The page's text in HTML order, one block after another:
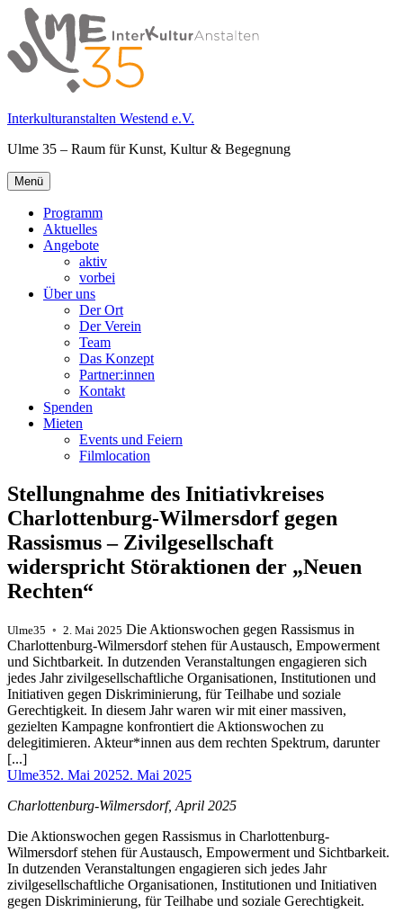
Springe
zum
Inhalt
Interkulturanstalten Westend e.V.
Ulme 35 – Raum für Kunst, Kultur & Begegnung
Primäres
Menü
Menü
Programm
Aktuelles
Angebote
aktiv
vorbei
Über uns
Der Ort
Der Verein
Team
Das Konzept
Partner:innen
Kontakt
Spenden
Mieten
Events und Feiern
Filmlocation
Stellungnahme des Initiativkreises
Charlottenburg-Wilmersdorf gegen
Rassismus – Zivilgesellschaft
widerspricht Störaktionen der „Neuen
Rechten“
Ulme35 ◦ 2. Mai 2025 Die Aktionswochen gegen Rassismus in
Charlottenburg-Wilmersdorf stehen für Austausch, Empowerment
und Sichtbarkeit. In dutzenden Veranstaltungen engagieren sich
jedes Jahr zivilgesellschaftliche Organisationen, Institutionen und
Initiativen gegen Diskriminierung, für Teilhabe und soziale
Gerechtigkeit. In diesem Jahr waren wir mit einer massiven,
gezielten Kampagne konfrontiert die Aktionswochen zu
delegitimieren. Akteur*innen aus dem rechten Spektrum, darunter
[...]
Autor
Ulme35Veröffentlicht
2. Mai 20252. Mai 2025
Charlottenburg-Wilmersdorf, April 2025
Die Aktionswochen gegen Rassismus in Charlottenburg-
Wilmersdorf stehen für Austausch, Empowerment und Sichtbarkeit.
In dutzenden Veranstaltungen engagieren sich jedes Jahr
zivilgesellschaftliche Organisationen, Institutionen und Initiativen
gegen Diskriminierung, für Teilhabe und soziale Gerechtigkeit.